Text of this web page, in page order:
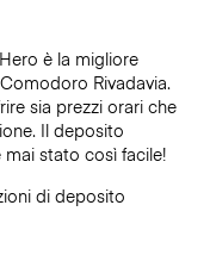
è la migliore
Comodoro Rivadavia.
sia prezzi orari che
Il deposito
mai stato così facile!
di deposito